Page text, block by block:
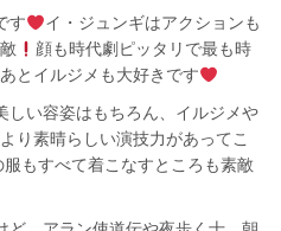
す
イ・ジュンギはアクションも
顔も時代劇ピッタリで最も時
とイルジメも大好きです
しい容姿はもちろん、イルジメや
り素晴らしい演技力があってこ
もすべて着こなすところも素敵